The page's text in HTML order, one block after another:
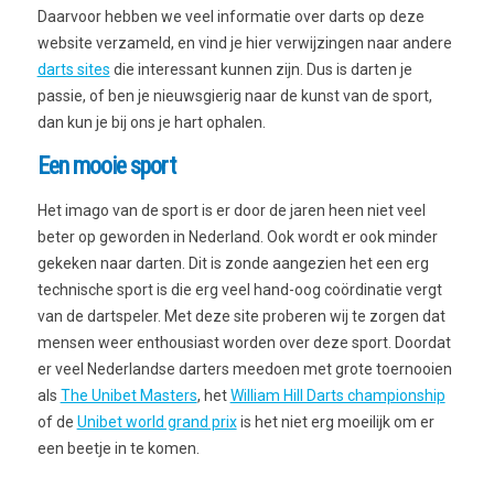
Daarvoor hebben we veel informatie over darts op deze
website verzameld, en vind je hier verwijzingen naar andere
darts sites die interessant kunnen zijn. Dus is darten je
passie, of ben je nieuwsgierig naar de kunst van de sport,
dan kun je bij ons je hart ophalen.
Een mooie sport
Het imago van de sport is er door de jaren heen niet veel
beter op geworden in Nederland. Ook wordt er ook minder
gekeken naar darten. Dit is zonde aangezien het een erg
technische sport is die erg veel hand-oog coördinatie vergt
van de dartspeler. Met deze site proberen wij te zorgen dat
mensen weer enthousiast worden over deze sport. Doordat
er veel Nederlandse darters meedoen met grote toernooien
als The Unibet Masters, hetWilliam Hill Darts championship
of de Unibet world grand prixis het niet erg moeilijk om er
een beetje in te komen.